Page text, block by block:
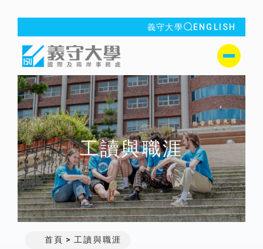
:::
義守大學 全站搜索
ENGLISH
義守大學國際及兩岸事務處
側選單
工讀與職涯
首頁 工讀與職涯